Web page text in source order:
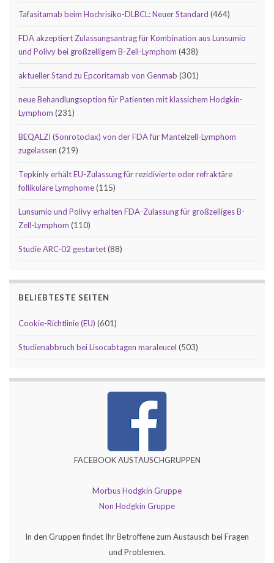
Tafasitamab beim Hochrisiko-DLBCL: Neuer Standard (464)
FDA akzeptiert Zulassungsantrag für Kombination aus Lunsumio
und Polivy bei großzelligem B-Zell-Lymphom (438)
aktueller Stand zu Epcoritamab von Genmab (301)
neue Behandlungsoption für Patienten mit klassichem Hodgkin-
Lymphom (231)
BEQALZI (Sonrotoclax) von der FDA für Mantelzell-Lymphom
zugelassen (219)
Tepkinly erhält EU-Zulassung für rezidivierte oder refraktäre
follikuläre Lymphome(115)
Lunsumio und Polivy erhalten FDA-Zulassung für großzelliges B-
Zell-Lymphom (110)
Studie ARC-02 gestartet(88)
BELIEBTESTE SEITEN
Cookie-Richtlinie (EU) (601)
Studienabbruch bei Lisocabtagen maraleucel (503)
FACEBOOK AUSTAUSCHGRUPPEN
Morbus Hodgkin Gruppe
Non Hodgkin Gruppe
In den Gruppen findet Ihr Betroffene zum Austausch bei Fragen
und Problemen.